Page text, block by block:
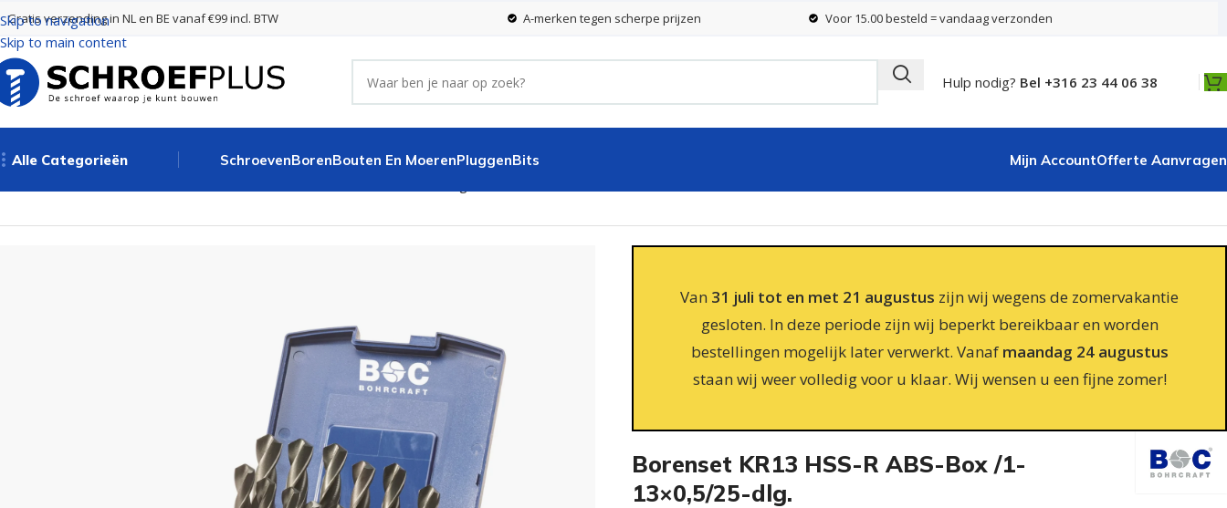
Skip to navigation
Skip to main content
Gratis verzending in NL en BE vanaf €99 incl. BTW A-merken tegen scherpe prijzen Voor 15.00 besteld = vandaag verzonden
Hulp nodig? Bel +316 23 44 06 38
Alle Categorieën SchroevenBorenBouten En MoerenPluggenBits Mijn AccountOfferte Aanvragen
Van 31 juli tot en met 21 augustus zijn wij wegens de zomervakantie
gesloten. In deze periode zijn wij beperkt bereikbaar en worden
bestellingen mogelijk later verwerkt. Vanaf maandag 24 augustus
staan wij weer volledig voor u klaar. Wij wensen u een fijne zomer!
Borenset KR13 HSS-R ABS-Box /1-
13×0,5/25-dlg.